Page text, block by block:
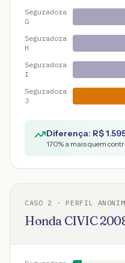
Seguradora
G
Seguradora
H
Seguradora
I
Seguradora
J
Diferença: R$
170% a mais quem
CASO 2 · PERFIL
Honda CIVIC